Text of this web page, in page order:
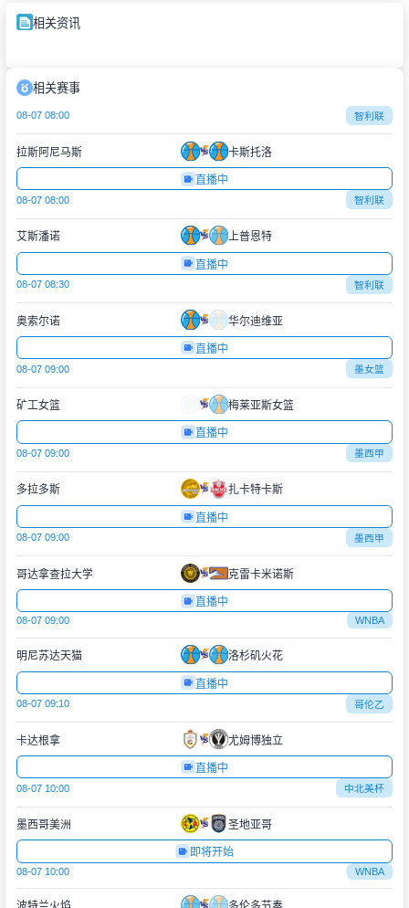
相关资讯
相关赛事
08-07 08:00 智利联
拉斯阿尼马斯 卡斯托洛
直播中
08-07 08:00 智利联
艾斯潘诺 上普恩特
直播中
08-07 08:30 智利联
奥索尔诺 华尔迪维亚
直播中
08-07 09:00 墨女篮
矿工女篮 梅莱亚斯女篮
直播中
08-07 09:00 墨西甲
多拉多斯 扎卡特卡斯
直播中
08-07 09:00 墨西甲
哥达拿查拉大学 克雷卡米诺斯
直播中
08-07 09:00 WNBA
明尼苏达天猫 洛杉矶火花
直播中
08-07 09:10 哥伦乙
卡达根拿 尤姆博独立
直播中
08-07 10:00 中北美杯
墨西哥美洲 圣地亚哥
即将开始
08-07 10:00 WNBA